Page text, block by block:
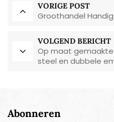
VORIGE POST
Groothandel
VOLGEND BERICHT
Op maat
steel en dubbele
Abonneren